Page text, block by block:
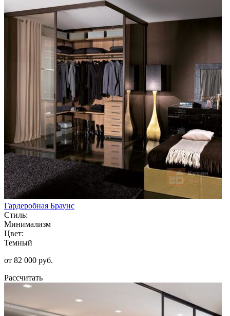
Гардеробная Браунс
Стиль:
Минимализм
Цвет:
Темный
от 82 000 руб.
Рассчитать